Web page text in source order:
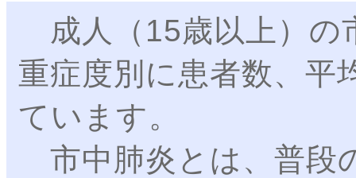
成人（15歳以上）の
重症度別に患者数、平
ています。
市中肺炎とは、普段